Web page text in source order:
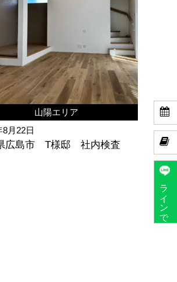


ラインで予約
山陽エリア
8月22日
広島市 T様邸 社内検査